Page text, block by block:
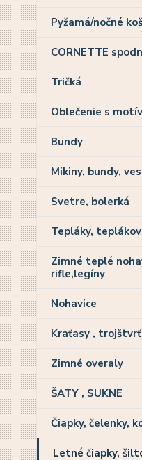
Pyžamá/nočné
CORNETTE
Tričká
Oblečenie s
Bundy
Mikiny, bundy,
Svetre, bolerká
Tepláky,
Zimné teplé
rifle,legíny
Nohavice
Kraťasy ,
Zimné overaly
ŠATY , SUKNE
Čiapky, čelenky,
Letné čiapky,